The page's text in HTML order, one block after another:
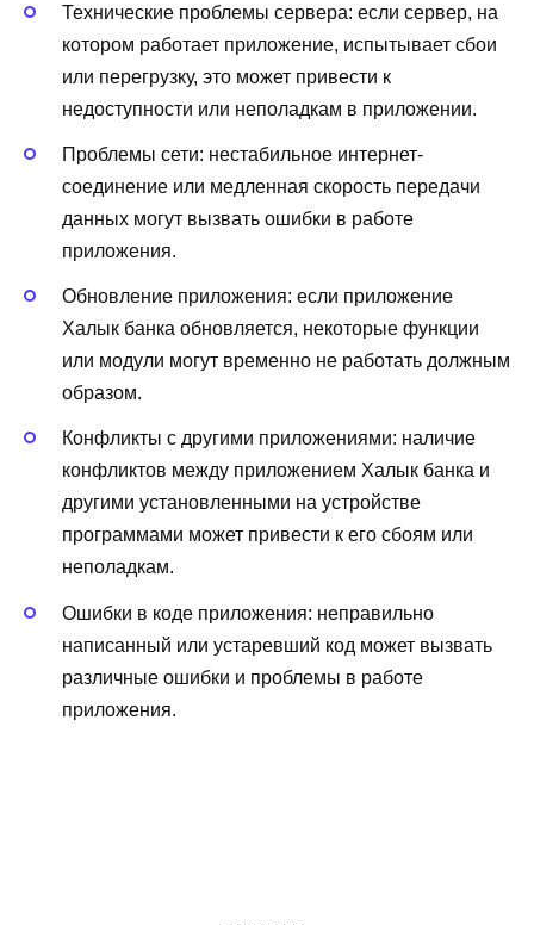
Технические проблемы сервера: если сервер, на
котором работает приложение, испытывает сбои
или перегрузку, это может привести к
недоступности или неполадкам в приложении.
Проблемы сети: нестабильное интернет-
соединение или медленная скорость передачи
данных могут вызвать ошибки в работе
приложения.
Обновление приложения: если приложение
Халык банка обновляется, некоторые функции
или модули могут временно не работать должным
образом.
Конфликты с другими приложениями: наличие
конфликтов между приложением Халык банка и
другими установленными на устройстве
программами может привести к его сбоям или
неполадкам.
Ошибки в коде приложения: неправильно
написанный или устаревший код может вызвать
различные ошибки и проблемы в работе
приложения.